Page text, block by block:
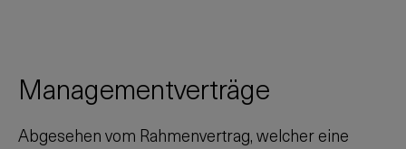
Managementverträge
Abgesehen vom Rahmenvertrag, welcher eine